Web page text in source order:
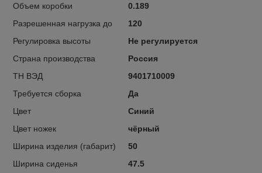
Объем коробки
0.189
Разрешенная нагрузка до
120
Регулировка высоты
Не регулируется
Страна производства
Россия
ТН ВЭД
9401710009
Требуется сборка
Да
Цвет
Синий
Цвет ножек
чёрный
Ширина изделия (габарит)
50
Ширина сиденья
47.5